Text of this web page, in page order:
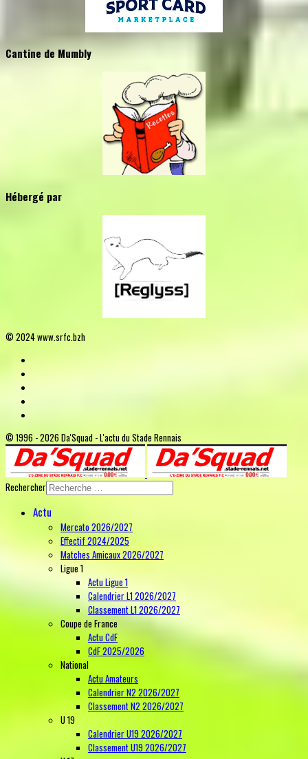
Cantine de Mumbly
Hébergé par
© 2024 www.srfc.bzh
© 1996 - 2026 Da'Squad - L'actu du Stade Rennais
Rechercher
Actu
Mercato 2026/2027
Effectif 2024/2025
Matches Amicaux 2026/2027
Ligue 1
Actu Ligue 1
Calendrier L1 2026/2027
Classement L1 2026/2027
Coupe de France
Actu CdF
CdF 2025/2026
National
Actu Amateurs
Calendrier N2 2026/2027
Classement N2 2026/2027
U 19
Calendrier U19 2026/2027
Classement U19 2026/2027